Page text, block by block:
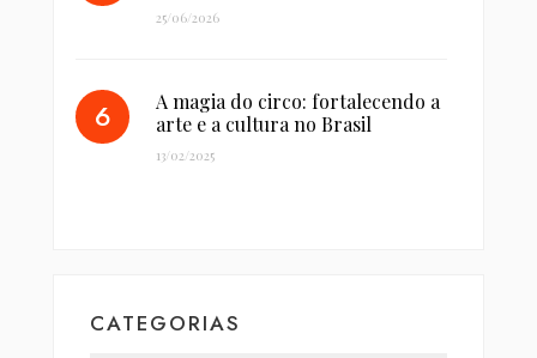
25/06/2026
A magia do circo: fortalecendo a
arte e a cultura no Brasil
13/02/2025
CATEGORIAS